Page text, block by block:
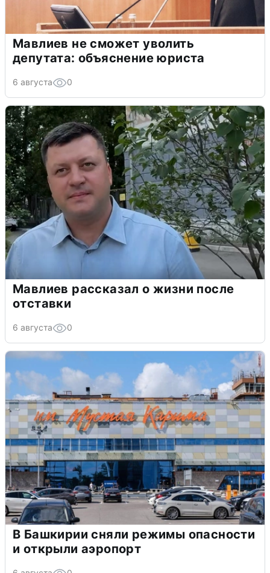
Мавлиев не сможет уволить
депутата: объяснение юриста
6 августа 0
Мавлиев рассказал о жизни после
отставки
6 августа 0
В Башкирии сняли режимы опасности
и открыли аэропорт